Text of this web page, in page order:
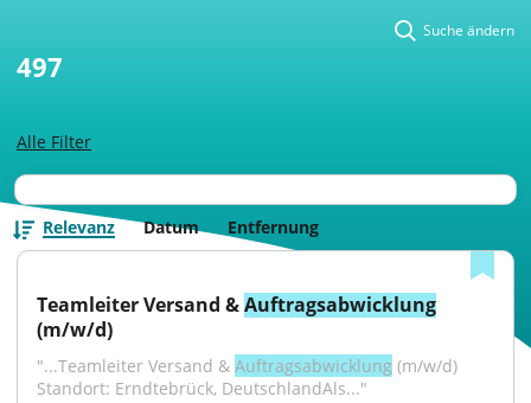
Alle Filter
Suche ändern
497
Relevanz Datum Entfernung
Teamleiter Versand & Auftragsabwicklung
(m/w/d)
"...Teamleiter Versand & Auftragsabwicklung (m/w/d)
Standort: Erndtebrück, DeutschlandAls..."